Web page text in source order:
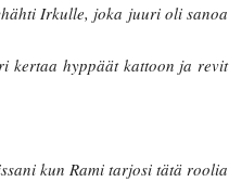
Irkulle, joka juuri oli sanoa
kertaa hyppäät kattoon ja revit
kun Rami tarjosi tätä roolia